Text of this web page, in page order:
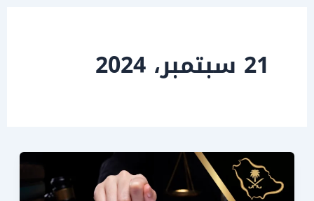
21 سبتمبر، 2024